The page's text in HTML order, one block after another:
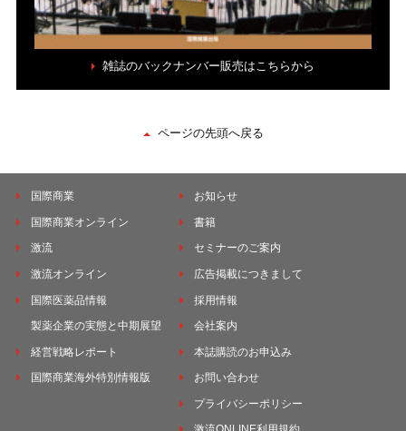
雑誌のバックナンバー販売はこちらから
ページの先頭へ戻る
国際商業
国際商業オンライン
激流
激流オンライン
国際医薬品情報
製薬企業の実態と中期展望
経営戦略レポート
国際商業海外特別情報版
お知らせ
書籍
セミナーのご案内
広告掲載につきまして
採用情報
会社案内
本誌購読のお申込み
お問い合わせ
プライバシーポリシー